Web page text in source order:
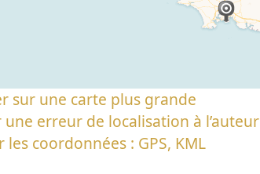
sur une carte plus grande
une erreur de localisation à l’auteur
les coordonnées : GPS, KML